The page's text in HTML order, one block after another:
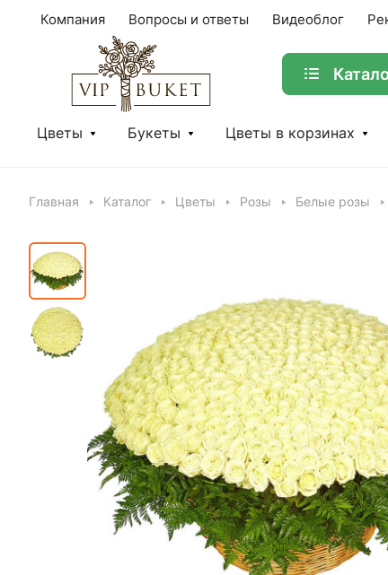
Компания Вопросы и ответы Видеоблог
Цветы Букеты Цветы в корзинах
Главная Каталог Цветы Розы Белые розы